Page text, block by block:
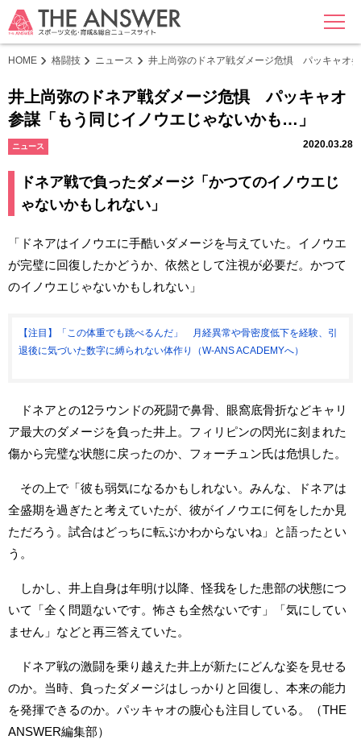
MENU
HOME 格闘技 ニュース 井上尚弥のドネア戦ダメージ危惧 パッキャオ
井上尚弥のドネア戦ダメージ危惧 パッキャオ
参謀「もう同じイノウエじゃないかも…」
ニュース 2020.03.28
ドネア戦で負ったダメージ「かつてのイノウエじ
ゃないかもしれない」
「ドネアはイノウエに手酷いダメージを与えていた。イノウエ
が完璧に回復したかどうか、依然として注視が必要だ。かつて
のイノウエじゃないかもしれない」
【注目】「この体重でも跳べるんだ」 月経異常や骨密度低下を経験、引
退後に気づいた数字に縛られない体作り（W-ANS ACADEMYへ）
ドネアとの12ラウンドの死闘で鼻骨、眼窩底骨折などキャリ
ア最大のダメージを負った井上。フィリピンの閃光に刻まれた
傷から完璧な状態に戻ったのか、フォーチュン氏は危惧した。
その上で「彼も弱気になるかもしれない。みんな、ドネアは
全盛期を過ぎたと考えていたが、彼がイノウエに何をしたか見
ただろう。試合はどっちに転ぶかわからないね」と語ったとい
う。
しかし、井上自身は年明け以降、怪我をした患部の状態につ
いて「全く問題ないです。怖さも全然ないです」「気にしてい
ません」などと再三答えていた。
ドネア戦の激闘を乗り越えた井上が新たにどんな姿を見せる
のか。当時、負ったダメージはしっかりと回復し、本来の能力
を発揮できるのか。パッキャオの腹心も注目している。（THE
ANSWER編集部）